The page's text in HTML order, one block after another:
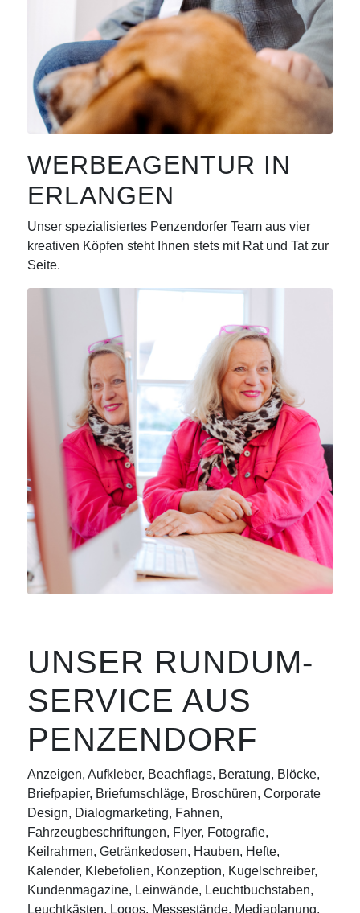
WERBEAGENTUR IN
ERLANGEN
Unser spezialisiertes Penzendorfer Team aus vier
kreativen Köpfen steht Ihnen stets mit Rat und Tat zur
Seite.
UNSER RUNDUM-
SERVICE AUS
PENZENDORF
Anzeigen, Aufkleber, Beachflags, Beratung, Blöcke,
Briefpapier, Briefumschläge, Broschüren, Corporate
Design, Dialogmarketing, Fahnen,
Fahrzeugbeschriftungen, Flyer, Fotografie,
Keilrahmen, Getränkedosen, Hauben, Hefte,
Kalender, Klebefolien, Konzeption, Kugelschreiber,
Kundenmagazine, Leinwände, Leuchtbuchstaben,
Leuchtkästen, Logos, Messestände, Mediaplanung,